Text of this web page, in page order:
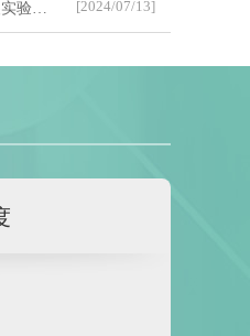
[2024/07/13]
东北大学理学院方肇伦化学拔尖实验班到中心参观学习